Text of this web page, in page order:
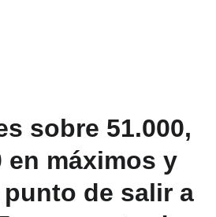
sobre 51.000,
en máximos y
punto de salir a